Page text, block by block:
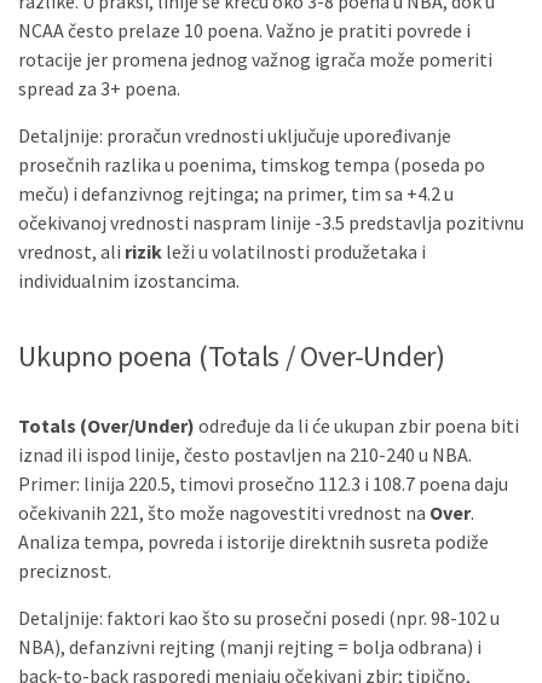
NCAA često prelaze 10 poena. Važno je pratiti povrede i
rotacije jer promena jednog važnog igrača može pomeriti
spread za 3+ poena.
Detaljnije: proračun vrednosti uključuje upoređivanje
prosečnih razlika u poenima, timskog tempa (poseda po
meču) i defanzivnog rejtinga; na primer, tim sa +4.2 u
očekivanoj vrednosti naspram linije -3.5 predstavlja pozitivnu
vrednost, ali rizik leži u volatilnosti produžetaka i
individualnim izostancima.
Ukupno poena (Totals / Over-Under)
Totals (Over/Under) određuje da li će ukupan zbir poena biti
iznad ili ispod linije, često postavljen na 210-240 u NBA.
Primer: linija 220.5, timovi prosečno 112.3 i 108.7 poena daju
očekivanih 221, što može nagovestiti vrednost na Over.
Analiza tempa, povreda i istorije direktnih susreta podiže
preciznost.
Detaljnije: faktori kao što su prosečni posedi (npr. 98-102 u
NBA), defanzivni rejting (manji rejting = bolja odbrana) i
back-to-back rasporedi menjaju očekivani zbir; tipično,